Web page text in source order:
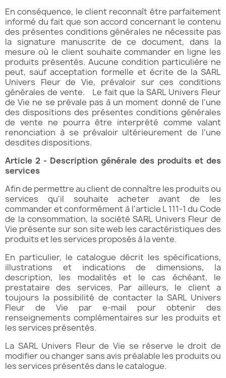
En conséquence, le client reconnaît être parfaitement
informé du fait que son accord concernant le contenu
des présentes conditions générales ne nécessite pas
la signature manuscrite de ce document, dans la
mesure où le client souhaite commander en ligne les
produits présentés. Aucune condition particulière ne
peut, sauf acceptation formelle et écrite de la SARL
Univers Fleur de Vie, prévaloir sur ces conditions
générales de vente. Le fait que la SARL Univers Fleur
de Vie ne se prévale pas à un moment donné de l'une
des dispositions des présentes conditions générales
de vente ne pourra être interprété comme valant
renonciation à se prévaloir ultérieurement de l'une
desdites dispositions.
Article 2 - Description générale des produits et des
services
Afin de permettre au client de connaître les produits ou
services qu'il souhaite acheter avant de les
commander et conformément à l'article L 111-1 du Code
de la consommation, la société SARL Univers Fleur de
Vie présente sur son site web les caractéristiques des
produits et les services proposés à la vente.
En particulier, le catalogue décrit les spécifications,
illustrations et indications de dimensions, la
description, les modalités et le cas échéant, le
prestataire des services. Par ailleurs, le client a
toujours la possibilité de contacter la SARL Univers
Fleur de Vie par e-mail pour obtenir des
renseignements complémentaires sur les produits et
les services présentés.
La SARL Univers Fleur de Vie se réserve le droit de
modifier ou changer sans avis préalable les produits ou
les services présentés dans le catalogue.